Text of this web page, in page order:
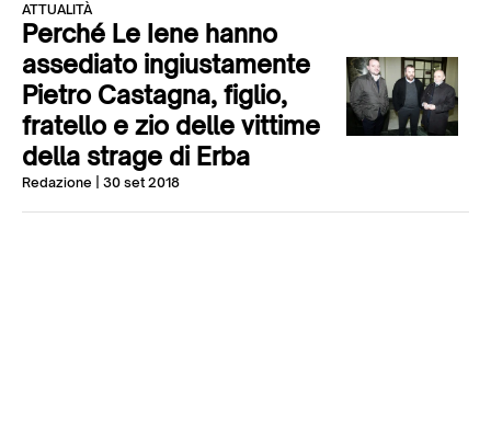
ATTUALITÀ
Perché Le Iene hanno
assediato ingiustamente
Pietro Castagna, figlio,
fratello e zio delle vittime
della strage di Erba
Redazione | 30 set 2018